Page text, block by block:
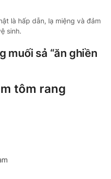
là hấp dẫn, lạ miệng và đảm
sinh.
muối sả “ăn ghiền
tôm rang